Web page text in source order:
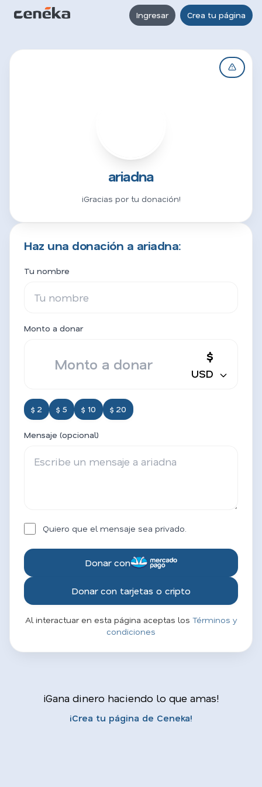
Ingresar Crea tu página
ariadna
¡Gracias por tu donación!
Haz una donación a ariadna:
Tu nombre
Monto a donar
$
USD
$ 2 $ 5 $ 10 $ 20
Mensaje (opcional)
Quiero que el mensaje sea privado.
Donar con
Donar con tarjetas o cripto
Al interactuar en esta página aceptas los Términos y
condiciones
¡Gana dinero haciendo lo que amas!
¡Crea tu página de Ceneka!